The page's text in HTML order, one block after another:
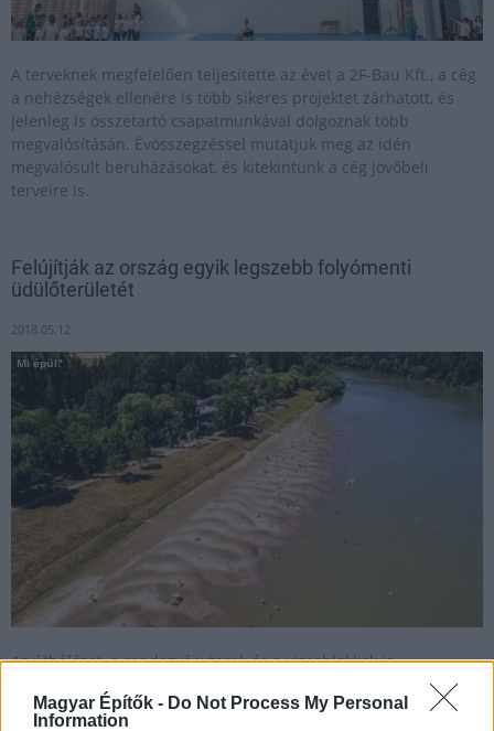
Magyar Építők - Do Not Process My Personal
Information
A terveknek megfelelően teljesítette az évet a 2F-Bau Kft., a cég
a nehézségek ellenére is több sikeres projektet zárhatott, és
jelenleg is összetartó csapatmunkával dolgoznak több
megvalósításán. Évösszegzéssel mutatjuk meg az idén
megvalósult beruházásokat, és kitekintünk a cég jövőbeli
terveire is.
Felújítják az ország egyik legszebb folyómenti
üdülőterületét
2018.05.12
Mi épül?
Az úthálózat, a rendezvényterek és a vizesblokkok is
megújulnak a Körös-torokban, ahol látogatóközpont is várja
majd az oda érkezőket.